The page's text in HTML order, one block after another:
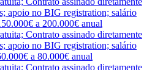
apoio no BIG registration; salário
a 200.000€ anual
Contrato assinado diretamente
apoio no BIG registration; salário
a 80.000€ anual
Contrato assinado diretamente